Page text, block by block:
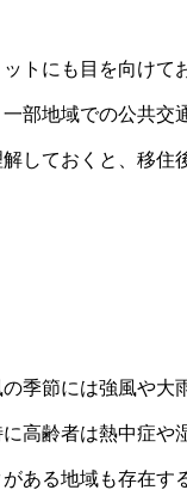
トにも目を向けて
部地域での公共交
しておくと、移住
季節には強風や大
高齢者は熱中症や
ある地域も存在す